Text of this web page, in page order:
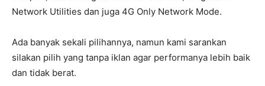
Network Utilities dan juga 4G Only Network Mode.
Ada banyak sekali pilihannya, namun kami sarankan
silakan pilih yang tanpa iklan agar performanya lebih baik
dan tidak berat.